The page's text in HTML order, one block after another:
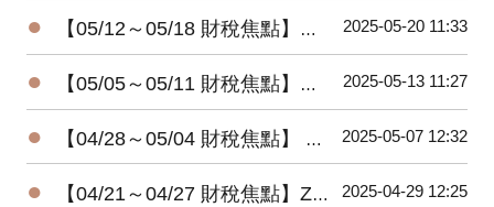
● 【05/12～05/18 財稅焦點】所得報稅， 22%民眾已完成 2025-05-20 11:33
● 【05/05～05/11 財稅焦點】富人節稅，四招就行 2025-05-13 11:27
● 【04/28～05/04 財稅焦點】 減稅不成反增稅，女法官不孕治療纏訟六年仍敗訴 2025-05-07 12:32
● 【04/21～04/27 財稅焦點】Zappos執行長謝家華喪生四年 爆出神秘遺囑 2025-04-29 12:25